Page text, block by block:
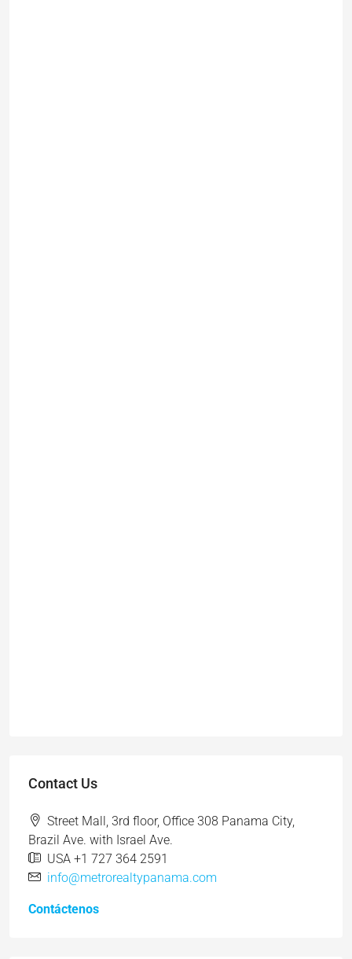
Contact Us
Street Mall, 3rd floor, Office 308 Panama City,
Brazil Ave. with Israel Ave.
USA +1 727 364 2591
info@metrorealtypanama.com
Contáctenos